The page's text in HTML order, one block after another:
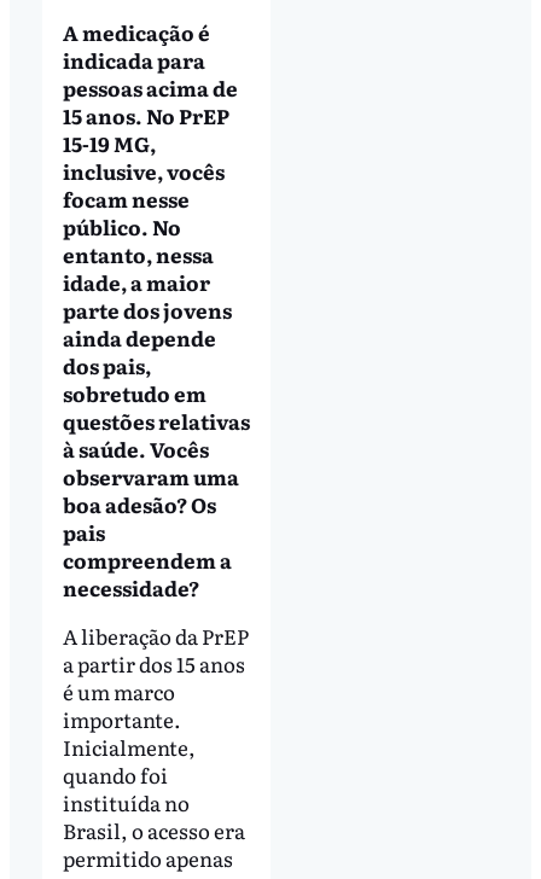
A medicação é
indicada para
pessoas acima de
15 anos. No PrEP
15-19 MG,
inclusive, vocês
focam nesse
público. No
entanto, nessa
idade, a maior
parte dos jovens
ainda depende
dos pais,
sobretudo em
questões relativas
à saúde. Vocês
observaram uma
boa adesão? Os
pais
compreendem a
necessidade?
A liberação da PrEP
a partir dos 15 anos
é um marco
importante.
Inicialmente,
quando foi
instituída no
Brasil, o acesso era
permitido apenas